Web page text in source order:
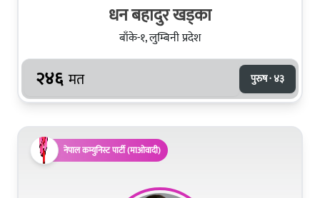
धन बहादुर खड्का
बाँके-१, लुम्बिनी प्रदेश
२४६ मत पुरुष · ४३
नेपाल कम्युनिस्ट पार्टी (माओवादी)